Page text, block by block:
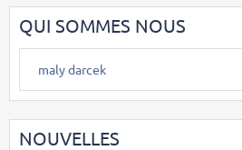
QUI SOMMES NOUS
maly darcek
NOUVELLES